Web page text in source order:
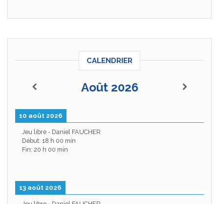
CALENDRIER
Août 2026
10 août 2026
Jeu libre - Daniel FAUCHER
Début: 18 h 00 min
Fin: 20 h 00 min
13 août 2026